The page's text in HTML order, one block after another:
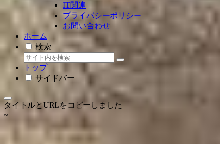
IT関連
プライバシーポリシー
お問い合わせ
ホーム
検索
トップ
サイドバー
タイトルとURLをコピーしました
~